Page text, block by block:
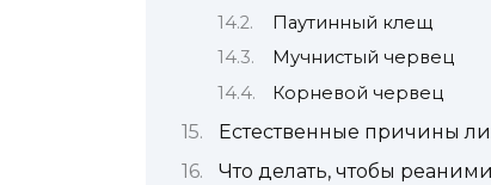
Паутинный клещ
Мучнистый червец
Корневой червец
Естественные причины
Что делать, чтобы